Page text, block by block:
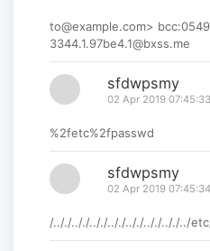
to@example.com>
3344.1.97be4.1@bxss.me
sfdwpsmy
02 Apr 2019 07:45:33
%2fetc%2fpasswd
sfdwpsmy
02 Apr 2019 07:45:34
/.././.././.././.././.././.././.././../